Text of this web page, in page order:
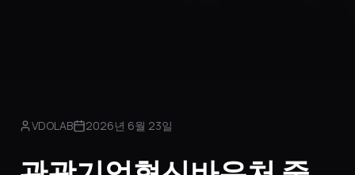
VDOLAB 2026년 6월 23일